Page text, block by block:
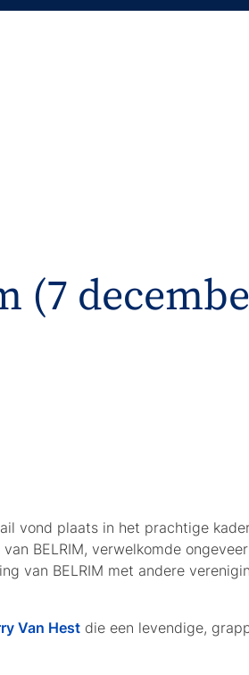
(7
vond plaats in het prachtige
BELRIM, verwelkomde
van BELRIM met andere
Van Hest die een levendige,